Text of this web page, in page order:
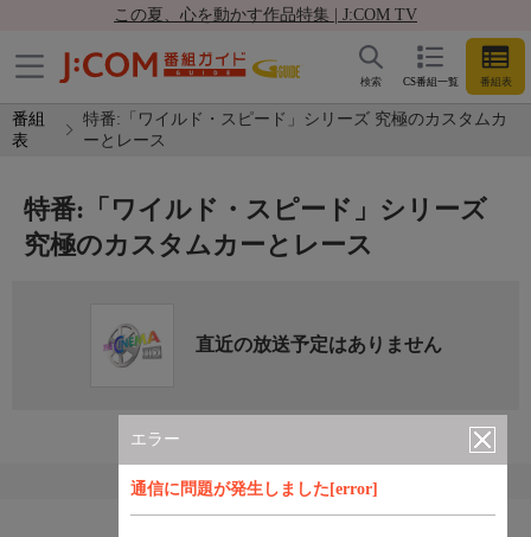
この夏、心を動かす作品特集 | J:COM TV
CS番組一覧 番組表
検索
番組
表
特番:「ワイルド・スピード」シリーズ 究極のカスタムカ
ーとレース
エラー
通信に問題が発生しました[error]
特番:「ワイルド・スピード」シリーズ
究極のカスタムカーとレース
直近の放送予定はありません